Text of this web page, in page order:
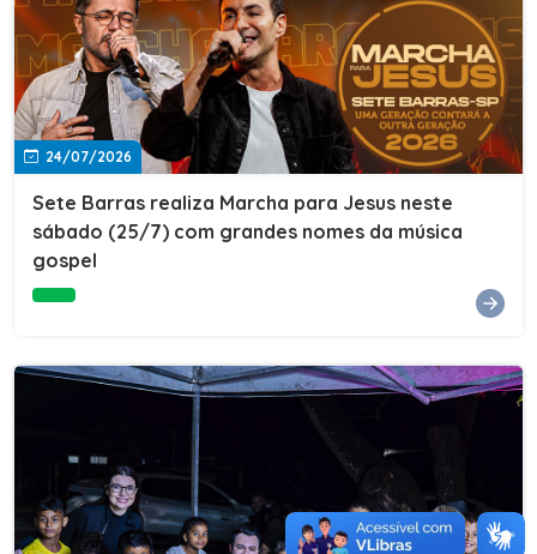
24/07/2026
Sete Barras realiza Marcha para Jesus neste
sábado (25/7) com grandes nomes da música
gospel